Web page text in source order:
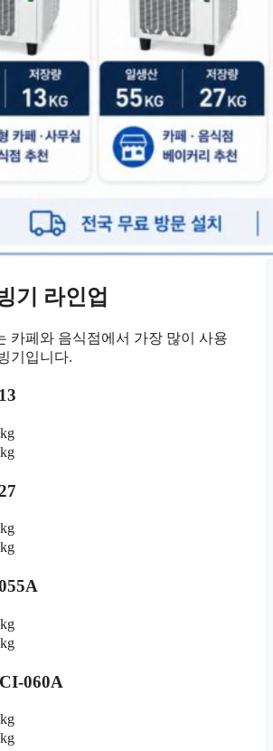
기 라인업
카페와 음식점에서 가장 많이 사용
기입니다.
060A